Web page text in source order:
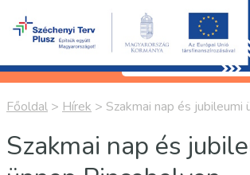
Főoldal > Hírek > Szakmai nap és jubileumi
Szakmai nap és